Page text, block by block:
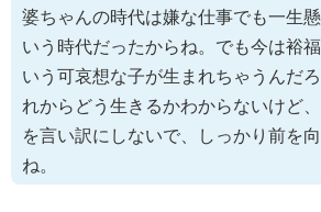
婆ちゃんの時代は嫌な仕事でも一生
いう時代だったからね。でも今は裕
いう可哀想な子が生まれちゃうんだ
れからどう生きるかわからないけど
を言い訳にしないで、しっかり前を
ね。